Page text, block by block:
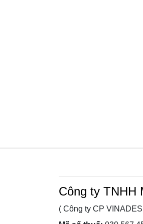
Công ty TNHH
( Công ty CP